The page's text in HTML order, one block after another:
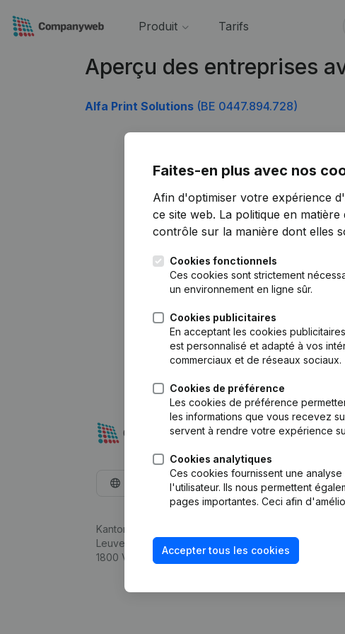
Produit Tarifs
Aperçu des entreprises
Alfa Print Solutions (BE 0447.894.728)
Faites-en plus avec nos
Afin d'optimiser votre expérience
ce site web. La politique en matière
contrôle sur la manière dont elles
Cookies fonctionnels
Ces cookies sont strictement
un environnement en ligne sûr.
Cookies publicitaires
En acceptant les cookies
est personnalisé et adapté à vos
commerciaux et de réseaux sociaux.
Cookies de préférence
Les cookies de préférence
les informations que vous recevez
servent à rendre votre expérience
Cookies analytiques
Ces cookies fournissent une
l'utilisateur. Ils nous permettent
pages importantes. Ceci afin
Accepter tous les cookies
Français
Kantorenpark Everest
Leuvensesteenweg 248D,
1800 Vilvoorde